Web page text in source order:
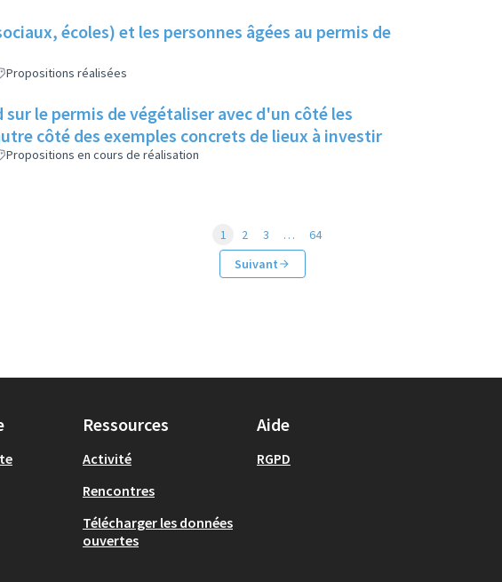
écoles) et les personnes âgées au permis de
Propositions réalisées
le permis de végétaliser avec d'un côté les
côté des exemples concrets de lieux à investir
Propositions en cours de réalisation
1 2 3 …
64
Suivant
Ressources
Activité
Rencontres
Télécharger les données
ouvertes
Aide
RGPD